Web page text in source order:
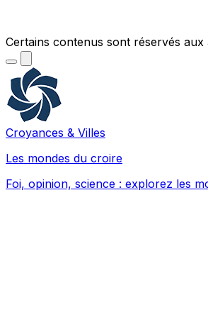
Certains contenus sont réservés aux
Croyances & Villes
Les mondes du croire
Foi, opinion, science : explorez les